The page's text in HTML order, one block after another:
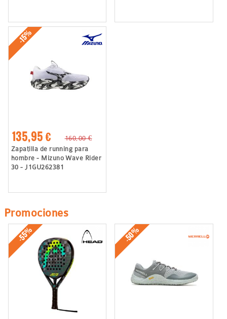
-15%
135,95 €
160,00 €
Zapatilla de running para
hombre - Mizuno Wave Rider
30 - J1GU262381
Promociones
-55% -50%